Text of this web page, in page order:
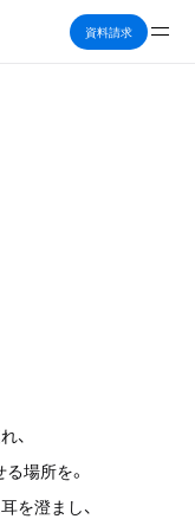
資料請求
、
場所を。
を澄まし、